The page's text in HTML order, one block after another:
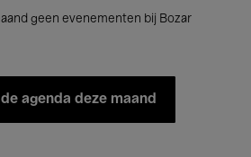
geen evenementen bij Bozar
agenda deze maand